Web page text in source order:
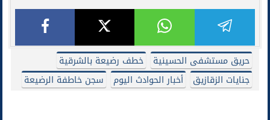
حريق مستشفى الحسينية
خطف رضيعة بالشرقية
جنايات الزقازيق
أخبار الحوادث اليوم سجن خاطفة الرضيعة